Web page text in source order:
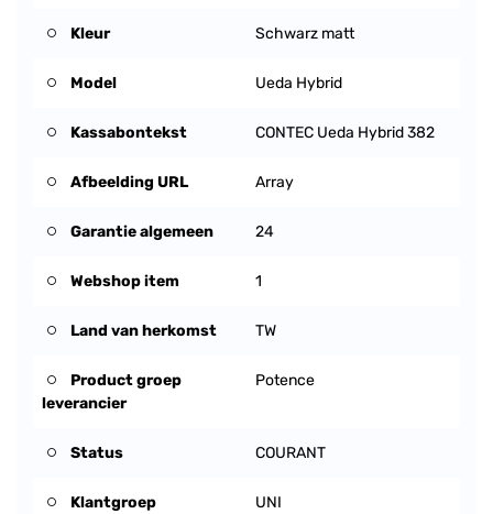
Kleur Schwarz matt
Model Ueda Hybrid
Kassabontekst CONTEC Ueda Hybrid 382
Afbeelding URL Array
Garantie algemeen 24
Webshop item 1
Land van herkomst TW
Product groep
leverancier
Potence
Status COURANT
Klantgroep UNI